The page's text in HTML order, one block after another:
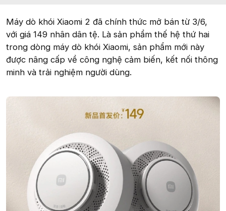
Máy dò khói Xiaomi 2 đã chính thức mở bán từ 3/6,
với giá 149 nhân dân tệ. Là sản phẩm thế hệ thứ hai
trong dòng máy dò khói Xiaomi, sản phẩm mới này
được nâng cấp về công nghệ cảm biến, kết nối thông
minh và trải nghiệm người dùng.